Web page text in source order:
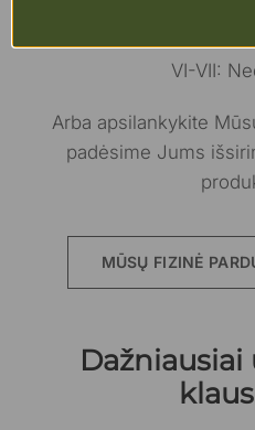
VI-VII:
Arba apsilankykite
padėsime Jums
MŪSŲ FIZINĖ